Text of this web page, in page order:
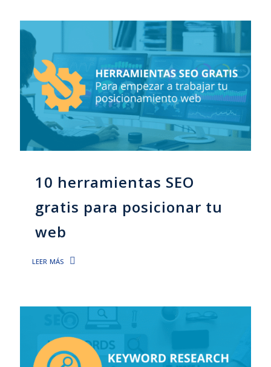
10 herramientas SEO
gratis para posicionar tu
web
leer más